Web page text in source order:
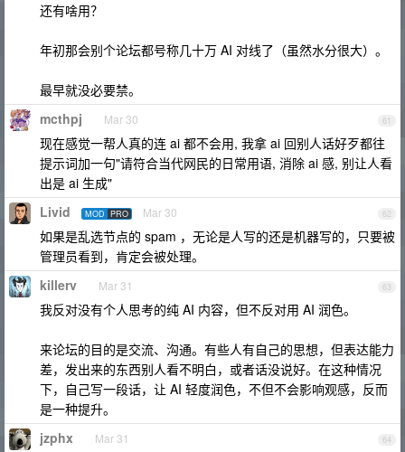
还有啥用？
年初那会别个论坛都号称几十万 AI 对线了（虽然水分很大）。
最早就没必要禁。
61
mcthpj Mar 30
现在感觉一帮人真的连 ai 都不会用, 我拿 ai 回别人话好歹都往
提示词加一句"请符合当代网民的日常用语, 消除 ai 感, 别让人看
出是 ai 生成"
62
Livid MOD PRO Mar 30
如果是乱选节点的 spam ，无论是人写的还是机器写的，只要被
管理员看到，肯定会被处理。
63
killerv Mar 31
我反对没有个人思考的纯 AI 内容，但不反对用 AI 润色。
来论坛的目的是交流、沟通。有些人有自己的思想，但表达能力
差，发出来的东西别人看不明白，或者话没说好。在这种情况
下，自己写一段话，让 AI 轻度润色，不但不会影响观感，反而
是一种提升。
64
jzphx Mar 31